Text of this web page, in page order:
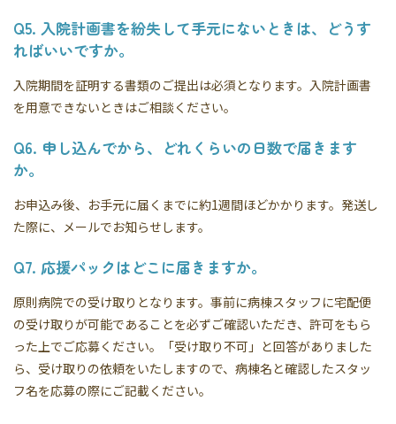
Q5. 入院計画書を紛失して手元にないときは、どうす
ればいいですか。
入院期間を証明する書類のご提出は必須となります。入院計画書
を用意できないときはご相談ください。
Q6. 申し込んでから、どれくらいの日数で届きます
か。
お申込み後、お手元に届くまでに約1週間ほどかかります。発送し
た際に、メールでお知らせします。
Q7. 応援パックはどこに届きますか。
原則病院での受け取りとなります。事前に病棟スタッフに宅配便
の受け取りが可能であることを必ずご確認いただき、許可をもら
った上でご応募ください。「受け取り不可」と回答がありました
ら、受け取りの依頼をいたしますので、病棟名と確認したスタッ
フ名を応募の際にご記載ください。